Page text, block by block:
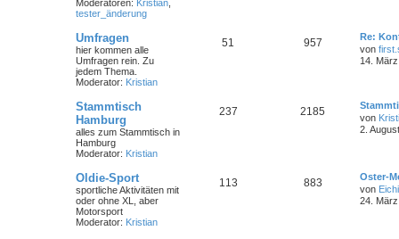
Moderatoren: Kristian
tester_änderung
Umfragen
hier kommen alle
Umfragen rein. Zu
jedem Thema.
Moderator: Kristian
51 957
Re:
von
14.
Stammtisch
Hamburg
alles zum Stammtisch in
Hamburg
Moderator: Kristian
237 2185
von
2.
Oldie-Sport
sportliche Aktivitäten mit
oder ohne XL, aber
Motorsport
Moderator: Kristian
113 883
Oster-
von Eichi
24.